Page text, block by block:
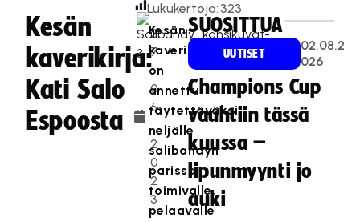
Kesän
kaverikirja:
Kati Salo
Espoosta
2
7
.
0
6
.
2
0
2
3
Lukukertoja: 323
Kesän
kaverikirja
on
annettu
täytettäväksi
neljälle
salibandyn
parissa
toimivalle,
pelaavalle
SUOSITTUA
UUTISET
02.08.2
026
Champions Cup
vauhtiin tässä
kuussa –
lipunmyynti jo
auki